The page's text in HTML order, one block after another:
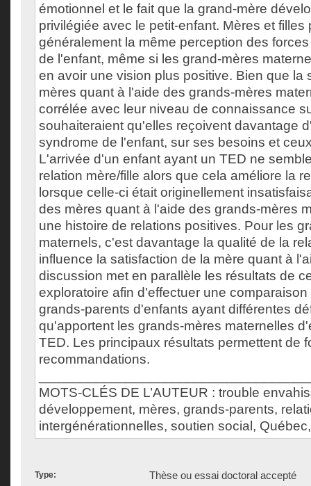
émotionnel et le fait que la grand-mère
privilégiée avec le petit-enfant. Mères et filles
généralement la même perception des
de l'enfant, même si les grand-mères
en avoir une vision plus positive. Bien que la
mères quant à l'aide des grands-mères
corrélée avec leur niveau de connaissance
souhaiteraient qu'elles reçoivent davantage
syndrome de l'enfant, sur ses besoins et
L'arrivée d'un enfant ayant un TED ne
relation mère/fille alors que cela améliore la
lorsque celle-ci était originellement
des mères quant à l'aide des grands-mères
une histoire de relations positives. Pour les
maternels, c'est davantage la qualité de la
influence la satisfaction de la mère quant à
discussion met en parallèle les résultats de
exploratoire afin d'effectuer une
grands-parents d'enfants ayant différentes
qu'apportent les grands-mères maternelles
TED. Les principaux résultats permettent de
recommandations.
MOTS-CLÉS DE L’AUTEUR : trouble
développement, mères, grands-parents,
intergénérationnelles, soutien social,
Type: Thèse ou essai doctoral accepté